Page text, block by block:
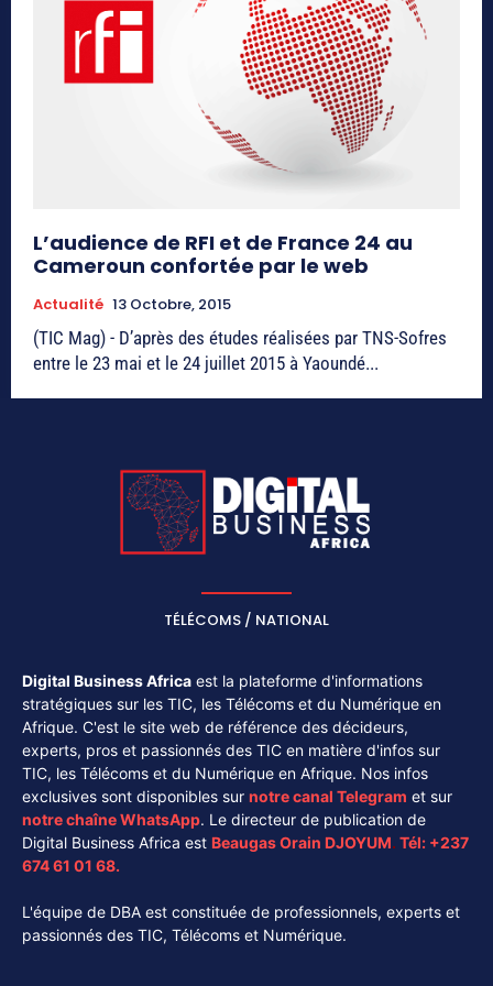
L’audience de RFI et de France 24 au
Cameroun confortée par le web
Actualité 13 Octobre, 2015
(TIC Mag) - D’après des études réalisées par TNS-Sofres
entre le 23 mai et le 24 juillet 2015 à Yaoundé...
TÉLÉCOMS / NATIONAL
Digital Business Africa est la plateforme d'informations
stratégiques sur les TIC, les Télécoms et du Numérique en
Afrique. C'est le site web de référence des décideurs,
experts, pros et passionnés des TIC en matière d'infos sur
TIC, les Télécoms et du Numérique en Afrique. Nos infos
exclusives sont disponibles sur notre canal Telegram et sur
notre chaîneWhatsApp. Le directeur de publication de
Digital Business Africa est Beaugas Orain DJOYUM. Tél: +237
674 61 01 68.
L'équipe de DBA est constituée de professionnels, experts et
passionnés des TIC, Télécoms et Numérique.